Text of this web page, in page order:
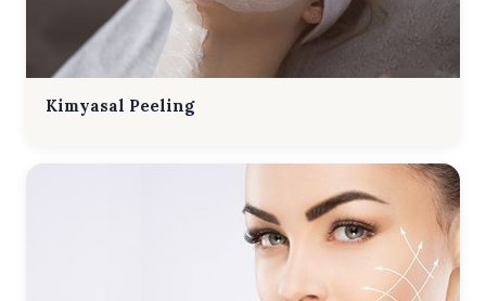
Kimyasal Peeling